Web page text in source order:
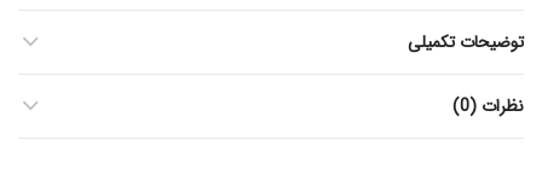
توضیحات تکمیلی
نظرات (0)